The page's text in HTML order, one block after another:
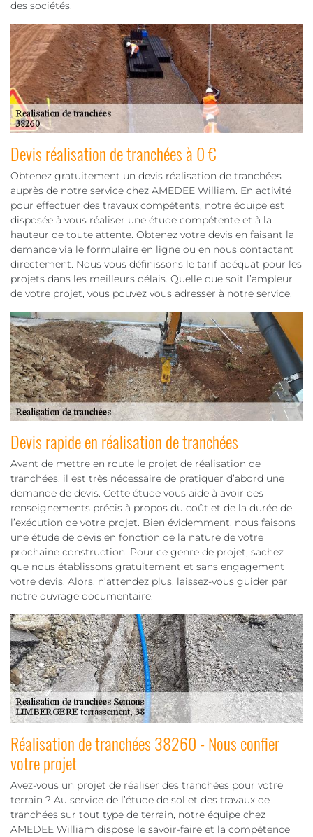
des sociétés.
Devis réalisation de tranchées à 0 €
Obtenez gratuitement un devis réalisation de tranchées
auprès de notre service chez AMEDEE William. En activité
pour effectuer des travaux compétents, notre équipe est
disposée à vous réaliser une étude compétente et à la
hauteur de toute attente. Obtenez votre devis en faisant la
demande via le formulaire en ligne ou en nous contactant
directement. Nous vous définissons le tarif adéquat pour les
projets dans les meilleurs délais. Quelle que soit l’ampleur
de votre projet, vous pouvez vous adresser à notre service.
Devis rapide en réalisation de tranchées
Avant de mettre en route le projet de réalisation de
tranchées, il est très nécessaire de pratiquer d’abord une
demande de devis. Cette étude vous aide à avoir des
renseignements précis à propos du coût et de la durée de
l’exécution de votre projet. Bien évidemment, nous faisons
une étude de devis en fonction de la nature de votre
prochaine construction. Pour ce genre de projet, sachez
que nous établissons gratuitement et sans engagement
votre devis. Alors, n’attendez plus, laissez-vous guider par
notre ouvrage documentaire.
Réalisation de tranchées 38260 - Nous confier
votre projet
Avez-vous un projet de réaliser des tranchées pour votre
terrain ? Au service de l’étude de sol et des travaux de
tranchées sur tout type de terrain, notre équipe chez
AMEDEE William dispose le savoir-faire et la compétence